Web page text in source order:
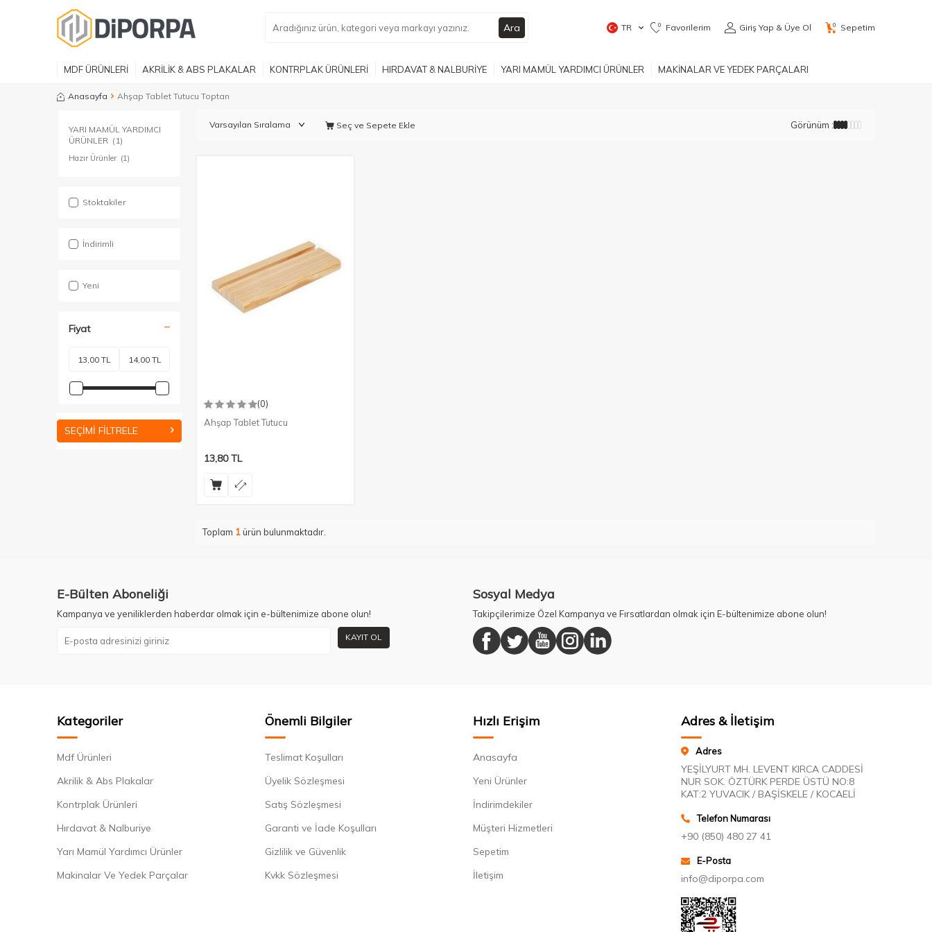
Ara TR 0 Favorilerim Giriş Yap & Üye Ol 0 Sepetim
MDF ÜRÜNLERİ AKRİLİK & ABS PLAKALAR KONTRPLAK ÜRÜNLERİ HIRDAVAT & NALBURİYE YARI MAMÜL YARDIMCI ÜRÜNLER MAKİNALAR VE YEDEK PARÇALARI
Anasayfa Ahşap Tablet Tutucu Toptan
YARI MAMÜL YARDIMCI
ÜRÜNLER (1)
Hazır Ürünler (1)
Stoktakiler
İndirimli
Yeni
Fiyat
SEÇIMI FILTRELE
Seç ve Sepete Ekle Görünüm :
(0)
Ahşap Tablet Tutucu
13,80TL
Toplam 1ürün bulunmaktadır.
E-Bülten Aboneliği
Kampanya ve yeniliklerden haberdar olmak için e-bültenimize abone olun!
KAYIT OL
Sosyal Medya
Takipçilerimize Özel Kampanya ve Fırsatlardan olmak için E-bültenimize abone olun!
Kategoriler
Mdf Ürünleri
Akrilik & Abs Plakalar
Kontrplak Ürünleri
Hırdavat & Nalburiye
Yarı Mamül Yardımcı Ürünler
Makinalar Ve Yedek Parçalar
Önemli Bilgiler
Teslimat Koşulları
Üyelik Sözleşmesi
Satış Sözleşmesi
Garanti ve İade Koşulları
Gizlilik ve Güvenlik
Kvkk Sözleşmesi
Hızlı Erişim
Anasayfa
Yeni Ürünler
İndirimdekiler
Müşteri Hizmetleri
Sepetim
İletişim
Adres & İletişim
Adres
YEŞİLYURT MH. LEVENT KIRCA CADDESİ
NUR SOK. ÖZTÜRK PERDE ÜSTÜ NO:8
KAT:2 YUVACIK / BAŞİSKELE / KOCAELİ
Telefon Numarası
+90 (850) 480 27 41
E-Posta
info@diporpa.com